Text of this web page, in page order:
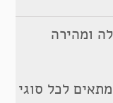
ומהירה
לכל סוגי